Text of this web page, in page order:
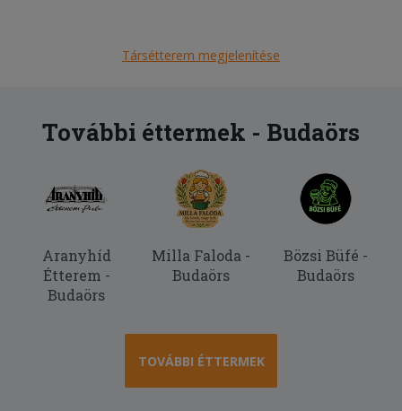
adni, eddig csak a gombát
2025-07-28 - levente:
2025-06-08 - Erika:
Nagyon finom volt.
Társétterem megjelenítése
További éttermek - Budaörs
Aranyhíd
Étterem -
Budaörs
Milla Faloda -
Budaörs
Bözsi Büfé -
Budaörs
TOVÁBBI ÉTTERMEK